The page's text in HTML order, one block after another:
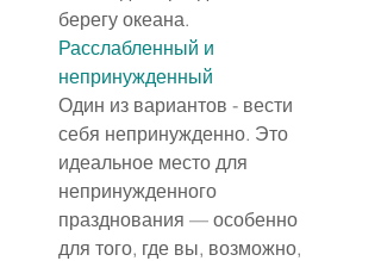
берегу океана.
Расслабленный и
непринужденный
Один из вариантов - вести
себя непринужденно. Это
идеальное место для
непринужденного
празднования — особенно
для того, где вы, возможно,